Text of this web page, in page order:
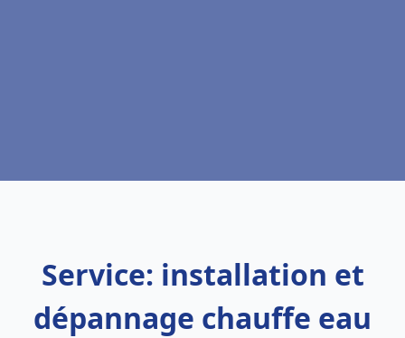
Service: installation et
dépannage chauffe eau